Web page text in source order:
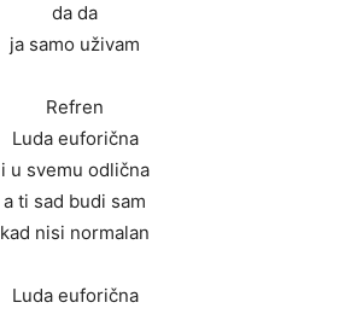
da da
ja samo uživam
Refren
Luda euforična
i u svemu odlična
a ti sad budi sam
kad nisi normalan
Luda euforična